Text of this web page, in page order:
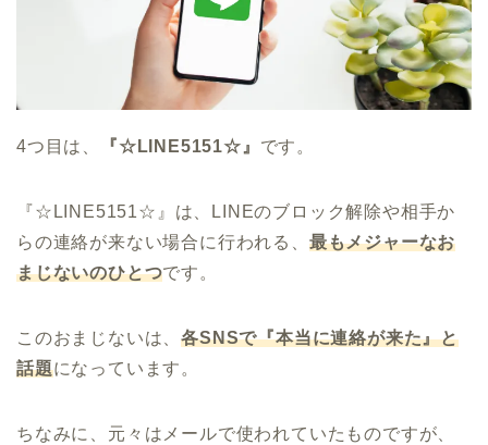
4つ目は、 『☆LINE5151☆』 です。
『☆LINE5151☆』は、LINEのブロック解除や相手か
らの連絡が来ない場合に行われる、 最もメジャーなお
まじないのひとつです。
このおまじないは、各SNSで『本当に連絡が来た』と
話題になっています。
ちなみに、元々はメールで使われていたものですが、